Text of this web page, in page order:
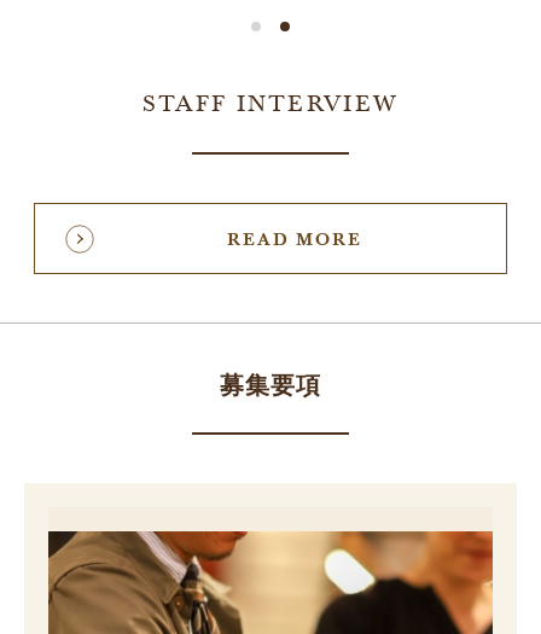
STAFF INTERVIEW
READ MORE
募集要項